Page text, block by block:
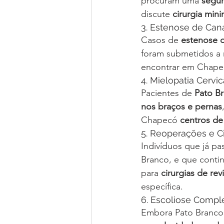
discute cirurgia
3. Estenose de
Casos de estenose
foram submetidos
encontrar em
4. Mielopatia
Pacientes de Pato
nos braços e pernas
Chapecó centros
5. Reoperações e
Indivíduos que já
Branco, e que
para cirurgias de
específica.
6. Escoliose
Embora Pato